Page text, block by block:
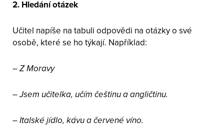
2. Hledání otázek
Učitel napíše na tabuli odpovědi na otázky o své
osobě, které se ho týkají. Například:
– Z Moravy
– Jsem učitelka, učím češtinu a angličtinu.
– Italské jídlo, kávu a červené víno.